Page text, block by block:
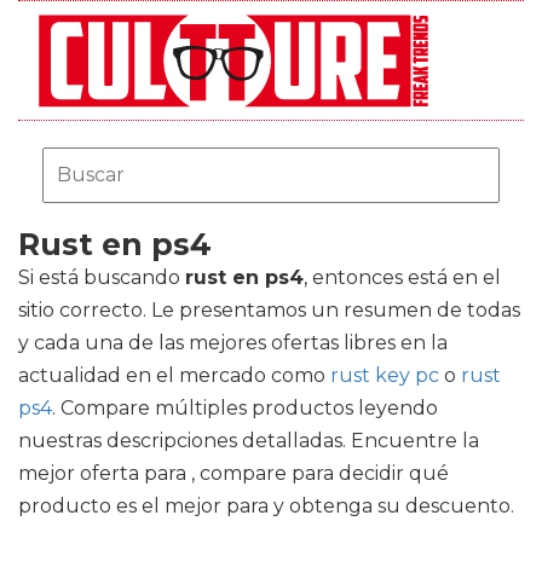
Rust en ps4
Si está buscando rust en ps4, entonces está en el
sitio correcto. Le presentamos un resumen de todas
y cada una de las mejores ofertas libres en la
actualidad en el mercado como rust key pc o rust
ps4. Compare múltiples productos leyendo
nuestras descripciones detalladas. Encuentre la
mejor oferta para , compare para decidir qué
producto es el mejor para y obtenga su descuento.